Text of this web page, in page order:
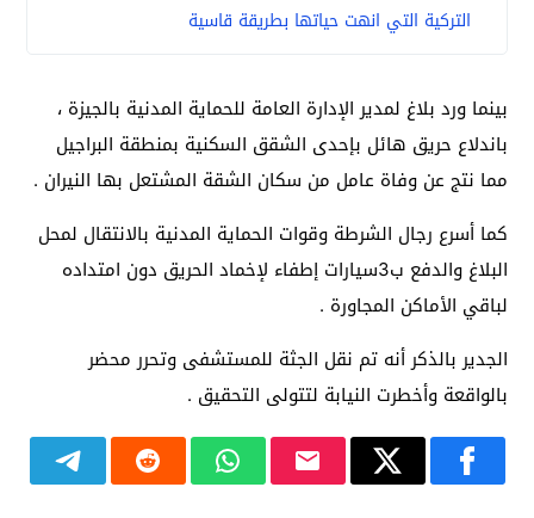
التركية التي انهت حياتها بطريقة قاسية
بينما ورد بلاغ لمدير الإدارة العامة للحماية المدنية بالجيزة ،
باندلاع حريق هائل بإحدى الشقق السكنية بمنطقة البراجيل
مما نتج عن وفاة عامل من سكان الشقة المشتعل بها النيران .
كما أسرع رجال الشرطة وقوات الحماية المدنية بالانتقال لمحل
البلاغ والدفع ب3سيارات إطفاء لإخماد الحريق دون امتداده
لباقي الأماكن المجاورة .
الجدير بالذكر أنه تم نقل الجثة للمستشفى وتحرر محضر
بالواقعة وأخطرت النيابة لتتولى التحقيق .